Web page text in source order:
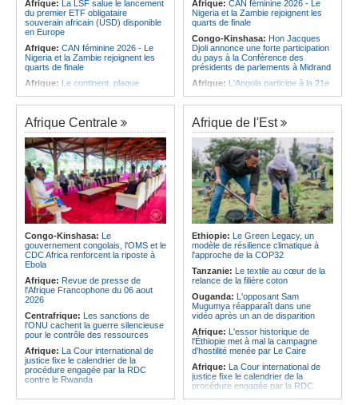
Afrique:
La LSF salue le lancement
du premier ETF obligataire
souverain africain (USD) disponible
en Europe
Afrique: CAN féminine 2026 - Le
Nigeria et la Zambie rejoignent les
quarts de finale
Afrique: Le continent, plaque
Afrique:Pourquoi l'avenir du textile
africain est bien plus prometteur que
ne le laissent penser les chiffres
Afrique:L'essor historique de
l'Éthiopie met à mal la campagne
d'hostilité menée par Le Caire
Afrique:La Cour international de
justice fixe le calendrier de la
procédure engagée par la RDC
contre le Rwanda
Afrique:Ligue des Champions de la
CAF - L'Espérance exemptée au
premier tour, le Club Africain hérite
du Djoliba AC
Afrique: Un consortium européen
développe un modèle de production
novateur pour les ingrédients
opportunité pour le pays
Afrique: CAN féminine 2026 - Le
Nigeria et la Zambie rejoignent les
quarts de finale
Congo-Kinshasa: Hon Jacques
Djoli annonce une forte participation
du pays à la Conférence des
présidents de parlements à Midrand
Afrique: L'Angola participe à la 21e
Afrique:CAN féminine - La Côte
d'Ivoire affrontera l'Algérie et le
Maroc fera face à l'Afrique du Sud
en quarts
Afrique: Revue de presse de
l'Afrique francophone du 05 août
2026
Afrique:L'Angola et l'UA préparent
le sommet sur la prévention et la
résolution des conflits
Angola:Le paiement échelonné
des services touristiques démarre
ce jeudi
Angola:Jiu-jitsu - Le pays
décroche une troisième médaille à
Afrique Centrale
Congo-Kinshasa: Le
gouvernement congolais, l'OMS et le
CDC Africa renforcent la riposte à
Ebola
Afrique: Revue de presse de
l'Afrique Francophone du 06 aout
2026
Centrafrique: Les sanctions de
l'ONU cachent la guerre silencieuse
pour le contrôle des ressources
Afrique: La Cour international de
justice fixe le calendrier de la
procédure engagée par la RDC
contre le Rwanda
Afrique de l'Est
Ethiopie: Le Green Legacy, un
modèle de résilience climatique à
l'approche de la COP32
Tanzanie: Le textile au cœur de la
relance de la filière coton
Ouganda: L'opposant Sam
Mugumya réapparaît dans une
vidéo après un an de disparition
Afrique: L'essor historique de
l'Éthiopie met à mal la campagne
d'hostilité menée par Le Caire
Afrique: La Cour international de
justice fixe le calendrier de la
procédure engagée par la RDC